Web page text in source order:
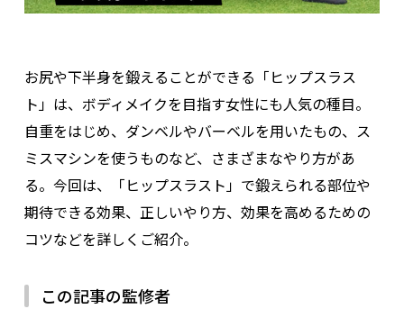
お尻や下半身を鍛えることができる「ヒップスラス
ト」は、ボディメイクを目指す女性にも人気の種目。
自重をはじめ、ダンベルやバーベルを用いたもの、ス
ミスマシンを使うものなど、さまざまなやり方があ
る。今回は、「ヒップスラスト」で鍛えられる部位や
期待できる効果、正しいやり方、効果を高めるための
コツなどを詳しくご紹介。
この記事の監修者